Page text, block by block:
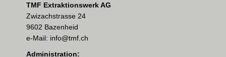
TMF Extraktionswerk AG
Zwizachstrasse 24
9602 Bazenheid
e-Mail: info@tmf.ch
Administration: